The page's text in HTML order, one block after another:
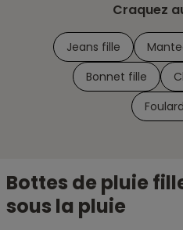
Craquez
Jeans fille
Bonnet fille
Bottes de pluie
sous la pluie